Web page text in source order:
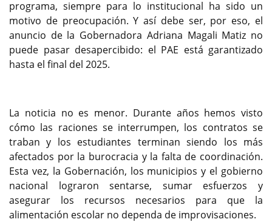
programa, siempre para lo institucional ha sido un
motivo de preocupación. Y así debe ser, por eso, el
anuncio de la Gobernadora Adriana Magali Matiz no
puede pasar desapercibido: el PAE está garantizado
hasta el final del 2025.
La noticia no es menor. Durante años hemos visto
cómo las raciones se interrumpen, los contratos se
traban y los estudiantes terminan siendo los más
afectados por la burocracia y la falta de coordinación.
Esta vez, la Gobernación, los municipios y el gobierno
nacional lograron sentarse, sumar esfuerzos y
asegurar los recursos necesarios para que la
alimentación escolar no dependa de improvisaciones.